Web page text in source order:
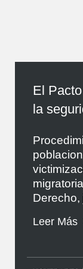
El
la
Derecho,
Leer Más